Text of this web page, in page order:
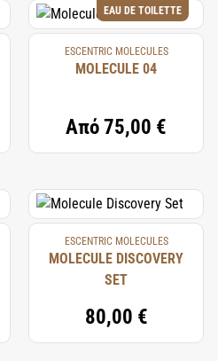
EAU DE TOILETTE
ESCENTRIC MOLECULES
MOLECULE 04
Από75,00 €
ESCENTRIC MOLECULES
MOLECULE DISCOVERY
SET
80,00 €